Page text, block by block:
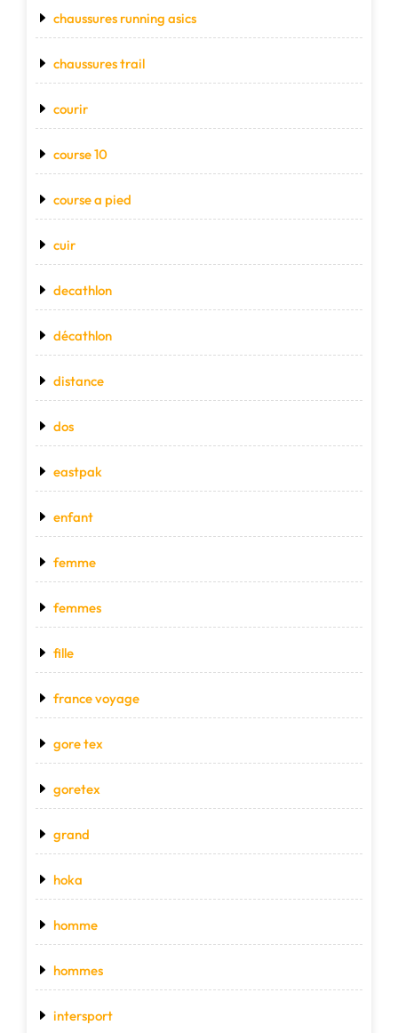
chaussures running asics
chaussures trail
courir
course 10
course a pied
cuir
decathlon
décathlon
distance
dos
eastpak
enfant
femme
femmes
fille
france voyage
gore tex
goretex
grand
hoka
homme
hommes
intersport